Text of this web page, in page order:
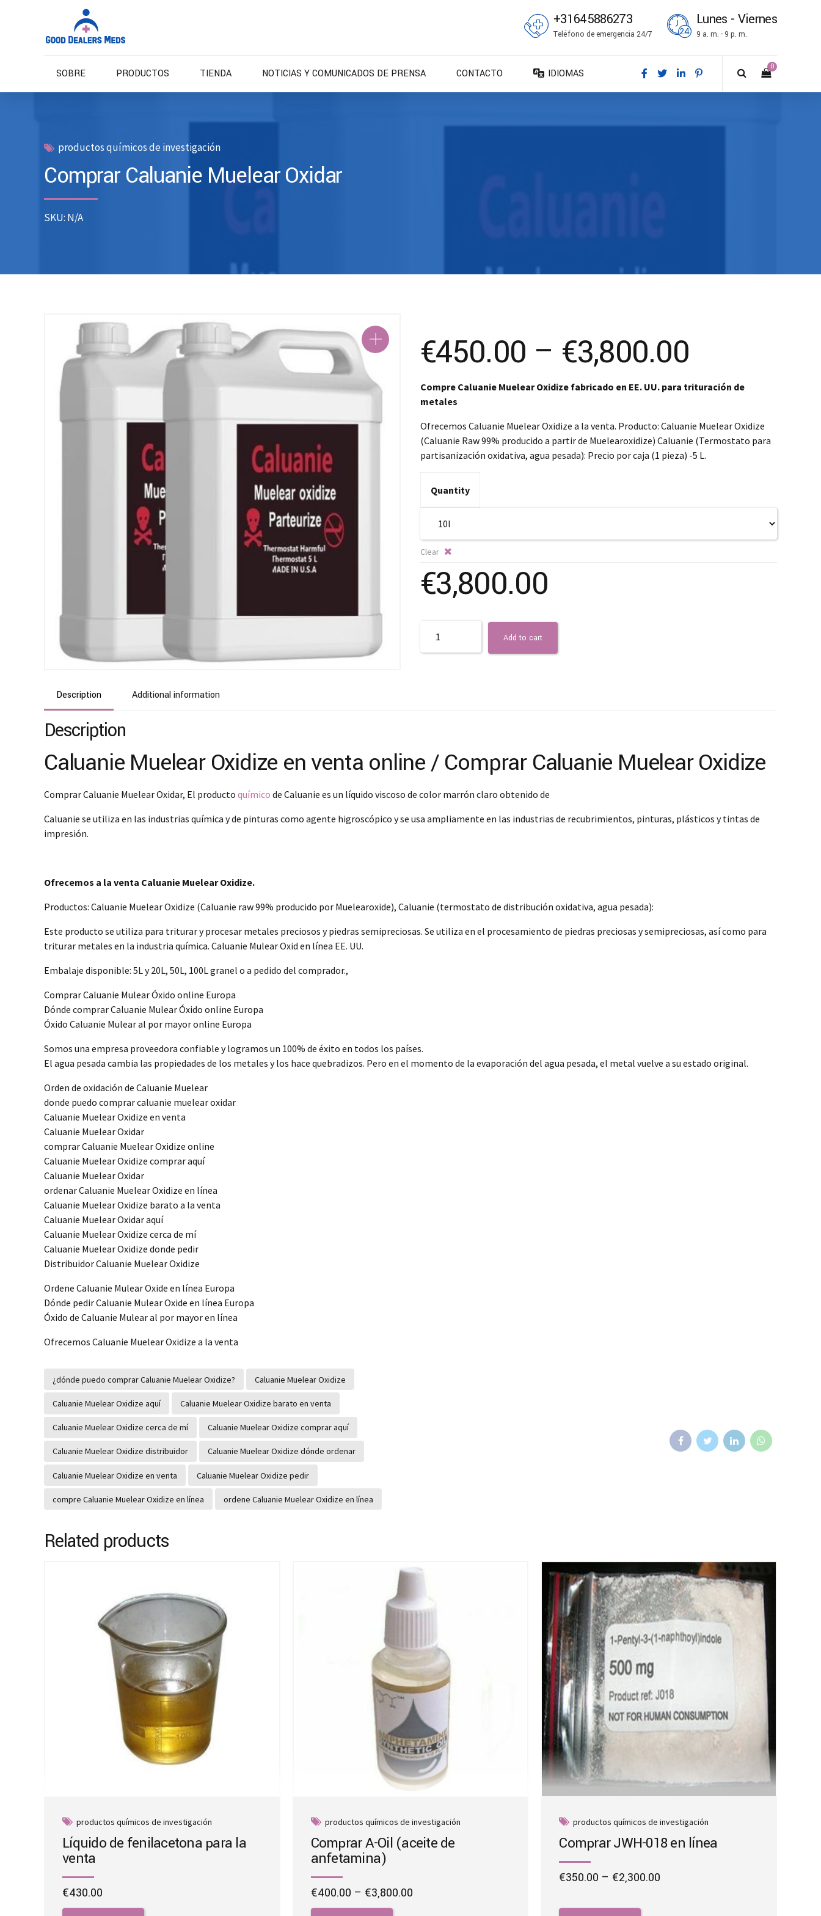
+31645886273
Teléfono de emergencia 24/7
Lunes - Viernes
9 a. m. - 9 p. m.
0
SOBRE PRODUCTOS TIENDA NOTICIAS Y COMUNICADOS DE PRENSA CONTACTO
IDIOMAS
SK – Slovenčina
productos químicos de investigación
Comprar Caluanie Muelear Oxidar
SKU: N/A
€450.00 – €3,800.00
range:
€450.00
through
Compre Caluanie Muelear Oxidize fabricado en EE. UU. para trituración de
metales
Ofrecemos Caluanie Muelear Oxidize a la venta. Producto: Caluanie Muelear Oxidize
(Caluanie Raw 99% producido a partir de Muelearoxidize) Caluanie (Termostato para
partisanización oxidativa, agua pesada): Precio por caja (1 pieza) -5 L.
Quantity
Clear
€3,800.00
Add to cart
Description Additional information
Description
Caluanie Muelear Oxidize en venta online / Comprar Caluanie Muelear Oxidize
Comprar Caluanie Muelear Oxidar, El producto químico de Caluanie es un líquido viscoso de color marrón claro obtenido de
Caluanie se utiliza en las industrias química y de pinturas como agente higroscópico y se usa ampliamente en las industrias de recubrimientos, pinturas, plásticos y tintas de
impresión.
Ofrecemos a la venta Caluanie Muelear Oxidize.
Productos: Caluanie Muelear Oxidize (Caluanie raw 99% producido por Muelearoxide), Caluanie (termostato de distribución oxidativa, agua pesada):
Este producto se utiliza para triturar y procesar metales preciosos y piedras semipreciosas. Se utiliza en el procesamiento de piedras preciosas y semipreciosas, así como para
triturar metales en la industria química. Caluanie Mulear Oxid en línea EE. UU.
Embalaje disponible: 5L y 20L, 50L, 100L granel o a pedido del comprador.,
Comprar Caluanie Mulear Óxido online Europa
Dónde comprar Caluanie Mulear Óxido online Europa
Óxido Caluanie Mulear al por mayor online Europa
Somos una empresa proveedora confiable y logramos un 100% de éxito en todos los países.
El agua pesada cambia las propiedades de los metales y los hace quebradizos. Pero en el momento de la evaporación del agua pesada, el metal vuelve a su estado original.
Orden de oxidación de Caluanie Muelear
donde puedo comprar caluanie muelear oxidar
Caluanie Muelear Oxidize en venta
Caluanie Muelear Oxidar
comprar Caluanie Muelear Oxidize online
Caluanie Muelear Oxidize comprar aquí
Caluanie Muelear Oxidar
ordenar Caluanie Muelear Oxidize en línea
Caluanie Muelear Oxidize barato a la venta
Caluanie Muelear Oxidar aquí
Caluanie Muelear Oxidize cerca de mí
Caluanie Muelear Oxidize donde pedir
Distribuidor Caluanie Muelear Oxidize
Ordene Caluanie Mulear Oxide en línea Europa
Dónde pedir Caluanie Mulear Oxide en línea Europa
Óxido de Caluanie Mulear al por mayor en línea
Ofrecemos Caluanie Muelear Oxidize a la venta
¿dónde puedo comprar Caluanie Muelear Oxidize? Caluanie Muelear Oxidize
Caluanie Muelear Oxidize aquí Caluanie Muelear Oxidize barato en venta
Caluanie Muelear Oxidize cerca de mí Caluanie Muelear Oxidize comprar aquí
Caluanie Muelear Oxidize distribuidor Caluanie Muelear Oxidize dónde ordenar
Caluanie Muelear Oxidize en venta Caluanie Muelear Oxidize pedir
compre Caluanie Muelear Oxidize en línea ordene Caluanie Muelear Oxidize en línea
Related products
productos químicos de investigación
Líquido de fenilacetona para la
venta
€430.00
This
productos químicos de investigación
Comprar A-Oil (aceite de
anfetamina)
€400.00 – €3,800.00Price
This
productos químicos de investigación
Comprar JWH-018 en línea
€350.00 – €2,300.00
product